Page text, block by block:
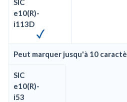
SIC
e10(R)-
i113D
Peut marquer jusqu'à 10
SIC
e10(R)-
i53